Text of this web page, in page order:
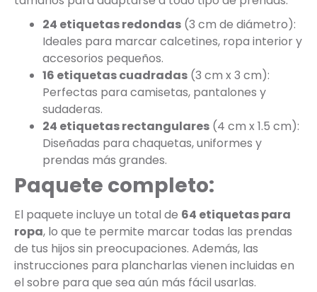
24 etiquetas redondas (3 cm de diámetro):
Ideales para marcar calcetines, ropa interior y
accesorios pequeños.
16 etiquetas cuadradas (3 cm x 3 cm):
Perfectas para camisetas, pantalones y
sudaderas.
24 etiquetas rectangulares (4 cm x 1.5 cm):
Diseñadas para chaquetas, uniformes y
prendas más grandes.
Paquete completo:
El paquete incluye un total de 64 etiquetas para
ropa, lo que te permite marcar todas las prendas
de tus hijos sin preocupaciones. Además, las
instrucciones para plancharlas vienen incluidas en
el sobre para que sea aún más fácil usarlas.